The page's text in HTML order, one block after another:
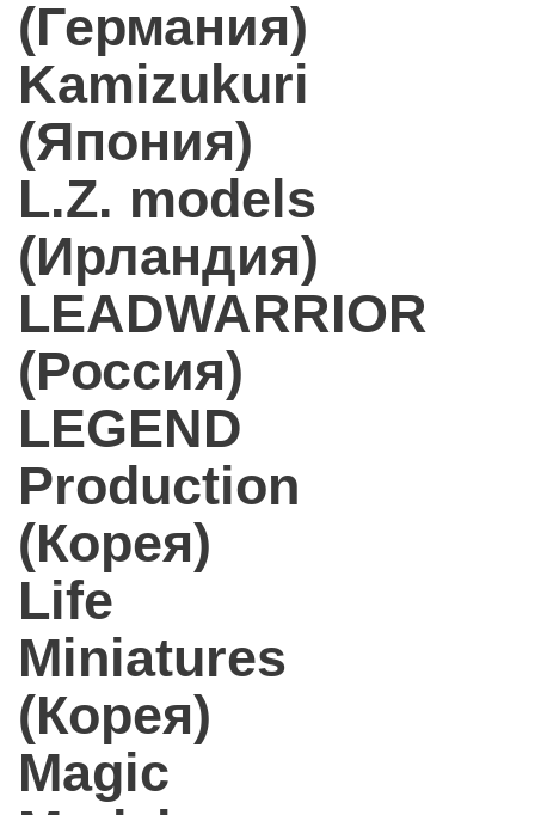
(Германия)
Kamizukuri
(Япония)
L.Z. models
(Ирландия)
LEADWARRIOR
(Россия)
LEGEND
Production
(Корея)
Life
Miniatures
(Корея)
Magic